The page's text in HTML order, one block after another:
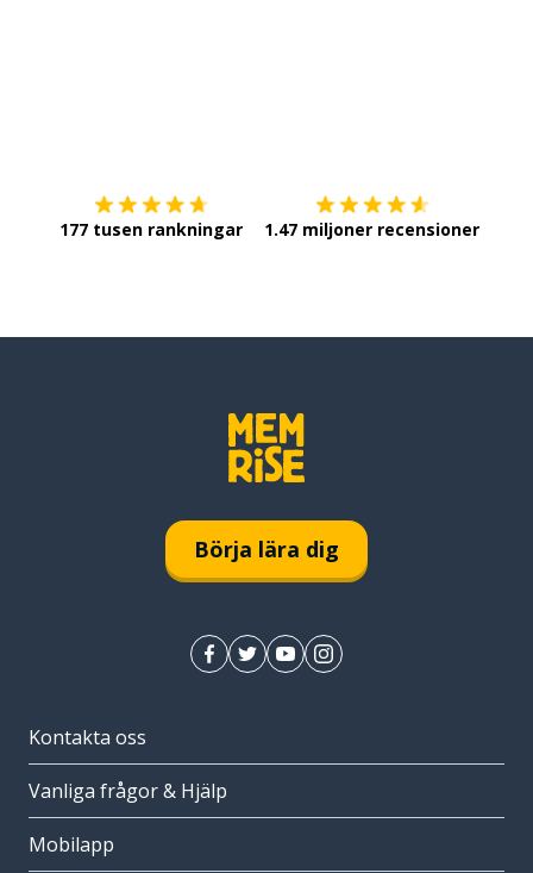
177 tusen rankningar 1.47 miljoner recensioner
Börja lära dig
Kontakta oss
Vanliga frågor & Hjälp
Mobilapp